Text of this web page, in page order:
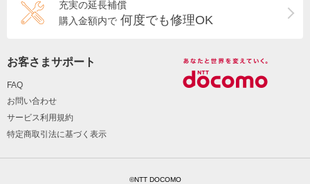
充実の延長補償
購入金額内で 何度でも修理OK
お客さまサポート
FAQ
お問い合わせ
サービス利用規約
特定商取引法に基づく表示
©NTT DOCOMO